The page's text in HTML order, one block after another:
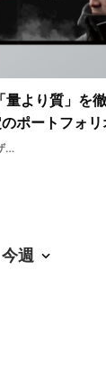
より質」を
ポートフォリ
ー